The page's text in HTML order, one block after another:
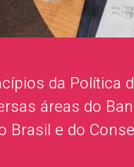
da Política
áreas do
Brasil e do